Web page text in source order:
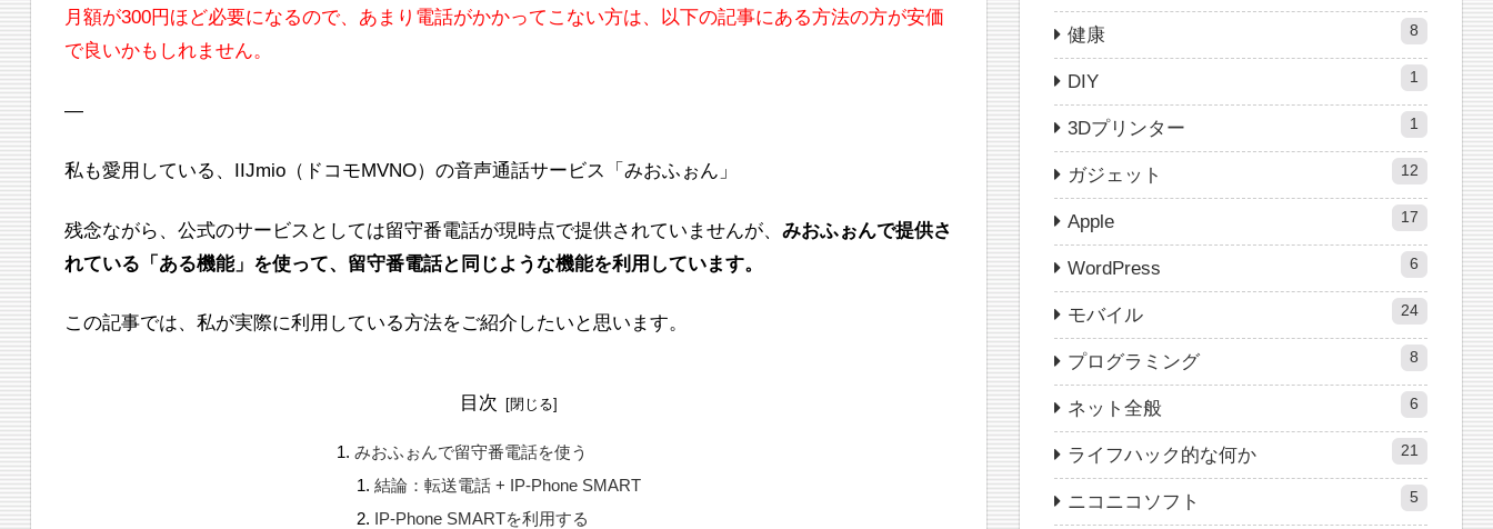
月額が300円ほど必要になるので、あまり電話がかかってこない方は、以下の記事にある方法の方が安価
で良いかもしれません。
—
私も愛用している、IIJmio（ドコモMVNO）の音声通話サービス「みおふぉん」
残念ながら、公式のサービスとしては留守番電話が現時点で提供されていませんが、 みおふぉんで提供さ
れている「ある機能」を使って、留守番電話と同じような機能を利用しています。
この記事では、私が実際に利用している方法をご紹介したいと思います。
目次
みおふぉんで留守番電話を使う
結論：転送電話 + IP-Phone SMART
IP-Phone SMARTを利用する
健康 8
DIY 1
3Dプリンター 1
ガジェット 12
Apple 17
WordPress 6
モバイル 24
プログラミング 8
ネット全般 6
ライフハック的な何か 21
ニコニコソフト 5